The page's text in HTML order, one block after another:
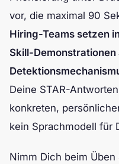
vor, die maximal 90
Hiring-Teams setzen
Skill-Demonstrationen
Deine STAR-
konkreten,
kein Sprachmodell für
Nimm Dich beim